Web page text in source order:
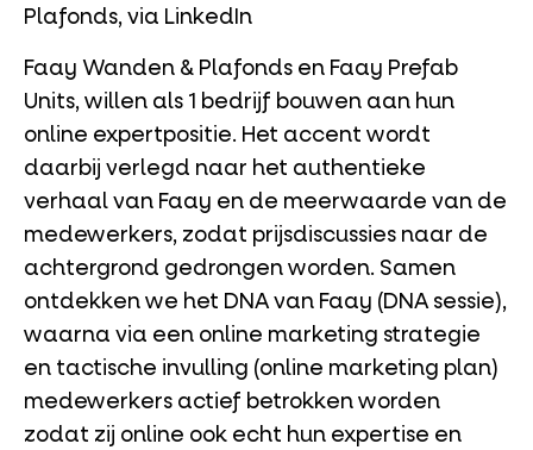
Plafonds, via LinkedIn
Faay Wanden & Plafonds en Faay Prefab
Units, willen als 1 bedrijf bouwen aan hun
online expertpositie. Het accent wordt
daarbij verlegd naar het authentieke
verhaal van Faay en de meerwaarde van de
medewerkers, zodat prijsdiscussies naar de
achtergrond gedrongen worden. Samen
ontdekken we het DNA van Faay (DNA sessie),
waarna via een online marketing strategie
en tactische invulling (online marketing plan)
medewerkers actief betrokken worden
zodat zij online ook echt hun expertise en